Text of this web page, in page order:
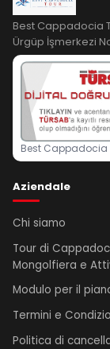
Best Cappadocia
Ürgüp İşmerkezi
Best Cappadocia
Aziendale
Chi siamo
Tour di
Mongolfiera e
Modulo per il
Termini e
Politica di